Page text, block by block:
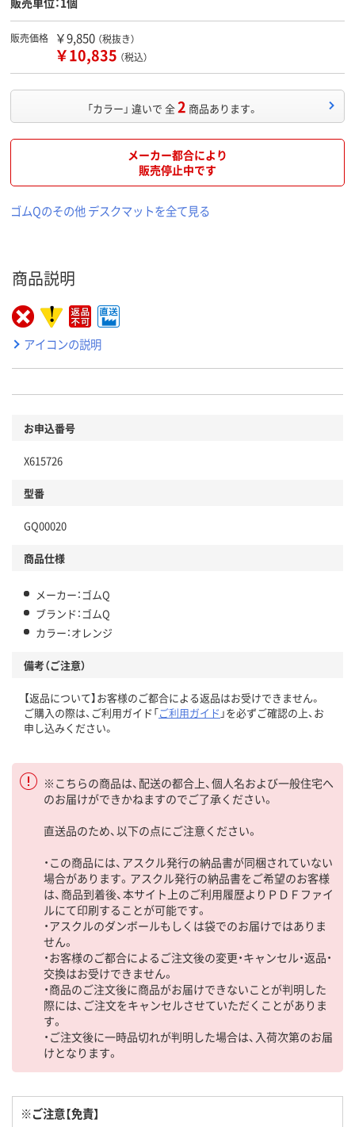
販売価格 ￥9,850 （税抜き）
￥10,835 （税込）
「カラー」 違いで 全2 商品あります。
メーカー都合により
販売停止中です
ゴムQのその他 デスクマットを全て見る
商品説明
アイコンの説明
お申込番号
X615726
型番
GQ00020
商品仕様
メーカー：ゴムQ
ブランド：ゴムQ
カラー：オレンジ
備考（ご注意）
【返品について】お客様のご都合による返品はお受けできません。
ご購入の際は、ご利用ガイド「ご利用ガイド 」を必ずご確認の上、お
申し込みください。
※こちらの商品は、配送の都合上、個人名および一般住宅へ
のお届けができかねますのでご了承ください。
直送品のため、以下の点にご注意ください。
・この商品には、アスクル発行の納品書が同梱されていない
場合があります。アスクル発行の納品書をご希望のお客様
は、商品到着後、本サイト上のご利用履歴よりＰＤＦファイ
ルにて印刷することが可能です。
・アスクルのダンボールもしくは袋でのお届けではありま
せん。
・お客様のご都合によるご注文後の変更・キャンセル・返品・
交換はお受けできません。
・商品のご注文後に商品がお届けできないことが判明した
際には、ご注文をキャンセルさせていただくことがありま
す。
・ご注文後に一時品切れが判明した場合は、入荷次第のお届
けとなります。
※ご注意【免責】